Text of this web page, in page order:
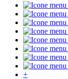
+